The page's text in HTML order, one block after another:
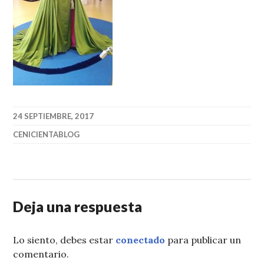
24 SEPTIEMBRE, 2017
CENICIENTABLOG
Deja una respuesta
Lo siento, debes estar conectado para publicar un
comentario.